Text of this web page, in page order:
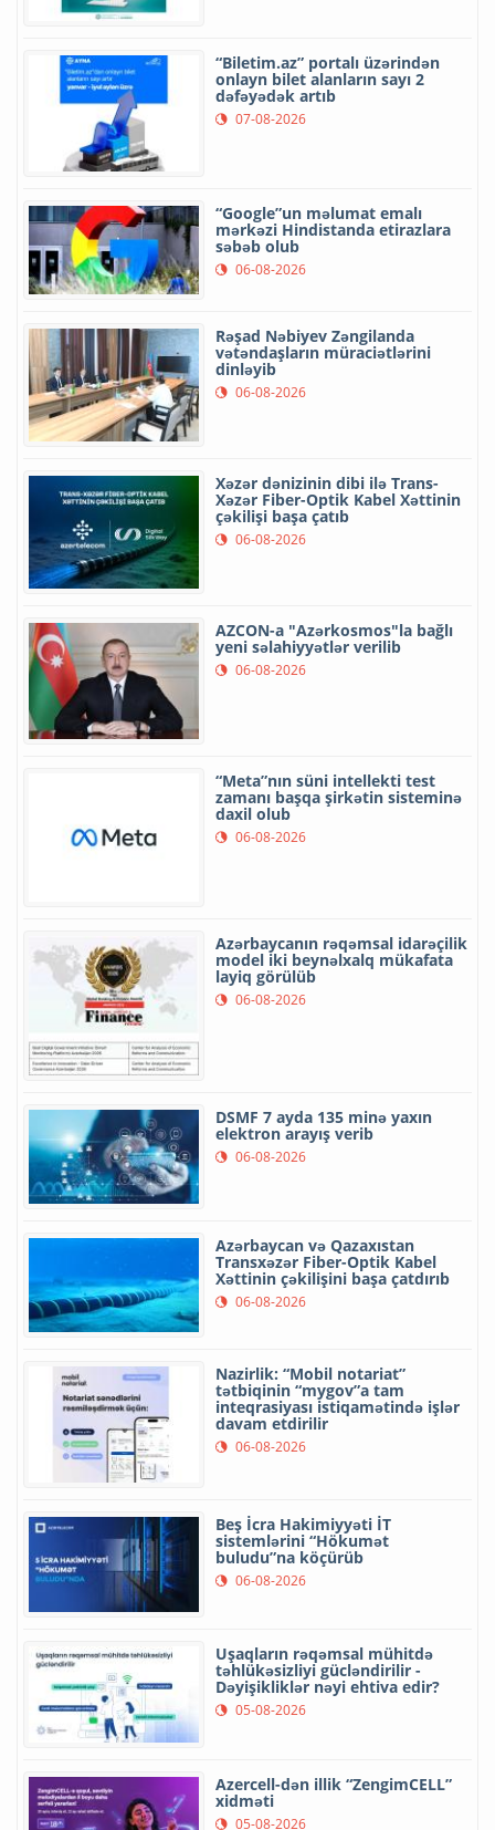
“Biletim.az” portalı üzərindən
onlayn bilet alanların sayı 2
dəfəyədək artıb
07-08-2026
“Google”un məlumat emalı
mərkəzi Hindistanda etirazlara
səbəb olub
06-08-2026
Rəşad Nəbiyev Zəngilanda
vətəndaşların müraciətlərini
dinləyib
06-08-2026
Xəzər dənizinin dibi ilə Trans-
Xəzər Fiber-Optik Kabel Xəttinin
çəkilişi başa çatıb
06-08-2026
AZCON-a "Azərkosmos"la bağlı
yeni səlahiyyətlər verilib
06-08-2026
“Meta”nın süni intellekti test
zamanı başqa şirkətin sisteminə
daxil olub
06-08-2026
Azərbaycanın rəqəmsal idarəçilik
model iki beynəlxalq mükafata
layiq görülüb
06-08-2026
DSMF 7 ayda 135 minə yaxın
elektron arayış verib
06-08-2026
Azərbaycan və Qazaxıstan
Transxəzər Fiber-Optik Kabel
Xəttinin çəkilişini başa çatdırıb
06-08-2026
Nazirlik: “Mobil notariat”
tətbiqinin “mygov”a tam
inteqrasiyası istiqamətində işlər
davam etdirilir
06-08-2026
Beş İcra Hakimiyyəti İT
sistemlərini “Hökumət
buludu”na köçürüb
06-08-2026
Uşaqların rəqəmsal mühitdə
təhlükəsizliyi gücləndirilir -
Dəyişikliklər nəyi ehtiva edir?
05-08-2026
Azercell-dən illik “ZengimCELL”
xidməti
05-08-2026